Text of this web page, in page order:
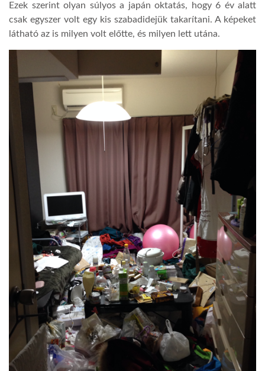
Ezek szerint olyan súlyos a japán oktatás, hogy 6 év alatt
csak egyszer volt egy kis szabadidejük takarítani. A képeket
látható az is milyen volt előtte, és milyen lett utána.